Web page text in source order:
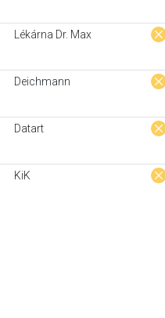
Lékárna Dr. Max
Deichmann
Datart
KiK